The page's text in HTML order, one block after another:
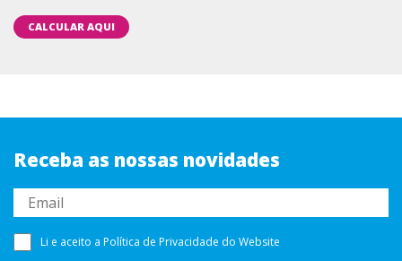
CALCULAR AQUI
Receba as nossas novidades
Li e aceito a Política de Privacidade do Website